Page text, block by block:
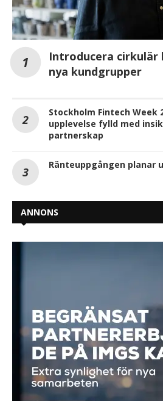
Introducera
nya kundgrupper
Stockholm Fintech Week
upplevelse fylld med
partnerskap
Ränteuppgången planar
ANNONS